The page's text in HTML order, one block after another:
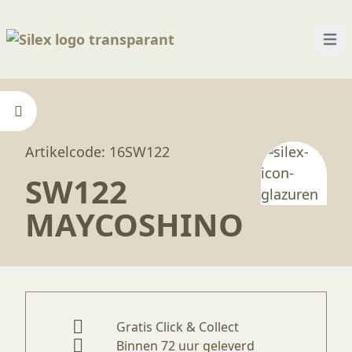
Artikelcode: 16SW122
SW122
MAYCOSHINO
Gratis Click & Collect
Binnen 72 uur geleverd